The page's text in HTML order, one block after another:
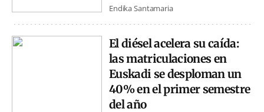
Endika Santamaria
El diésel acelera su caída:
las matriculaciones en
Euskadi se desploman un
40% en el primer semestre
del año